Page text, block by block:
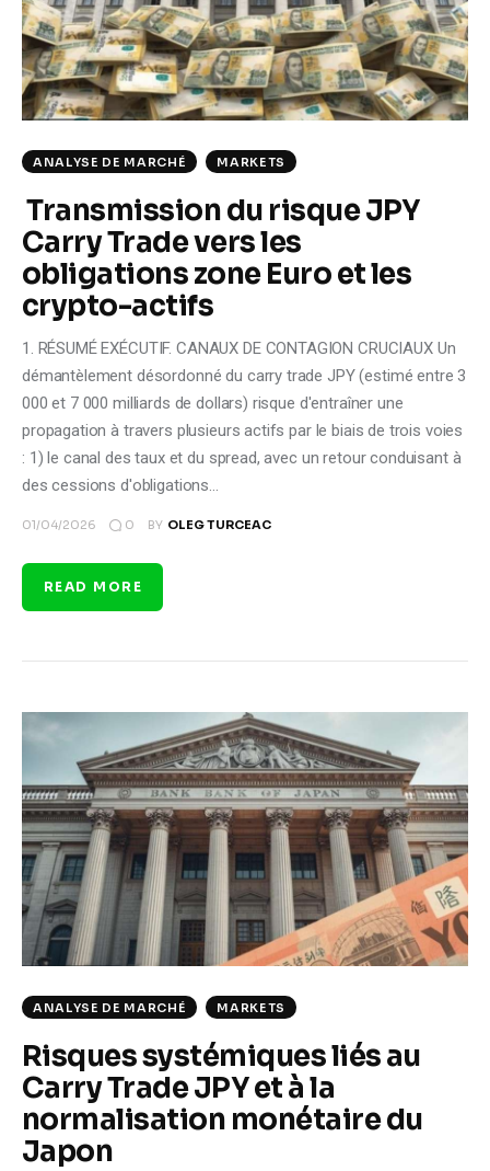
Climate
Markets
Tech
Shop
ANALYSE DE MARCHÉ MARKETS
Transmission du risque JPY
Carry Trade vers les
obligations zone Euro et les
crypto-actifs
1. RÉSUMÉ EXÉCUTIF. CANAUX DE CONTAGION CRUCIAUX Un
démantèlement désordonné du carry trade JPY (estimé entre 3
000 et 7 000 milliards de dollars) risque d'entraîner une
propagation à travers plusieurs actifs par le biais de trois voies
: 1) le canal des taux et du spread, avec un retour conduisant à
des cessions d'obligations…
01/04/2026 0 BY OLEG TURCEAC
READ MORE
ANALYSE DE MARCHÉ MARKETS
Risques systémiques liés au
Carry Trade JPY et à la
normalisation monétaire du
Japon